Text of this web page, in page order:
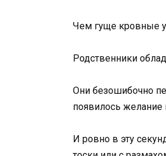
Чем гуще кровные
Родственники
Они безошибочно
появилось желание
И ровно в эту